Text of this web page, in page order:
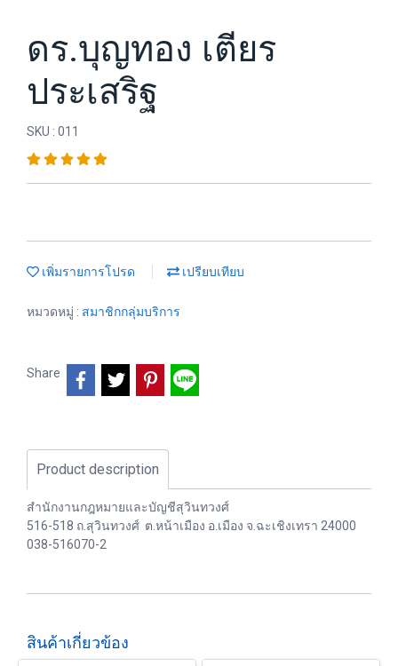
ดร.บุญทอง เตียร
ประเสริฐ
SKU : 011
เพิ่มรายการโปรด เปรียบเทียบ
หมวดหมู่ : สมาชิกกลุ่มบริการ
Share
Product description
สำนักงานกฎหมายและบัญชีสุวินทวงศ์
516-518 ถ.สุวินทวงศ์ ต.หน้าเมือง อ.เมือง จ.ฉะเชิงเทรา 24000
038-516070-2
สินค้าเกี่ยวข้อง